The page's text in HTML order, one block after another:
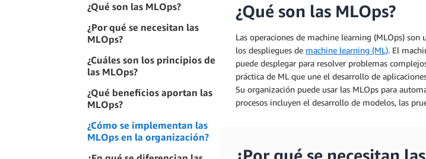
¿Qué son las MLOps?
¿Por qué se necesitan las
MLOps?
¿Cuáles son los principios de
las MLOps?
¿Qué beneficios aportan las
MLOps?
¿Cómo se implementan las
MLOps en la organización?
¿Qué son las MLOps?
Las operaciones de machine learning (MLOps)
los despliegues de machine learning (ML). El
puede desplegar para resolver problemas
práctica de ML que une el desarrollo de
Su organización puede usar las MLOps para
procesos incluyen el desarrollo de modelos, las